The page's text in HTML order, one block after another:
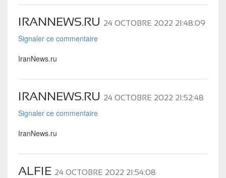
IRANNEWS.RU 24 OCTOBRE 2022 21:48:09
Signaler ce commentaire
IranNews.ru
IRANNEWS.RU 24 OCTOBRE 2022 21:52:48
Signaler ce commentaire
IranNews.ru
ALFIE 24 OCTOBRE 2022 21:54:08